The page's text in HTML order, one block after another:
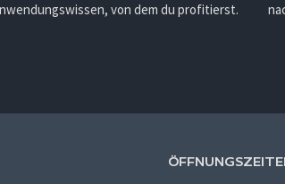
von dem du profitierst.